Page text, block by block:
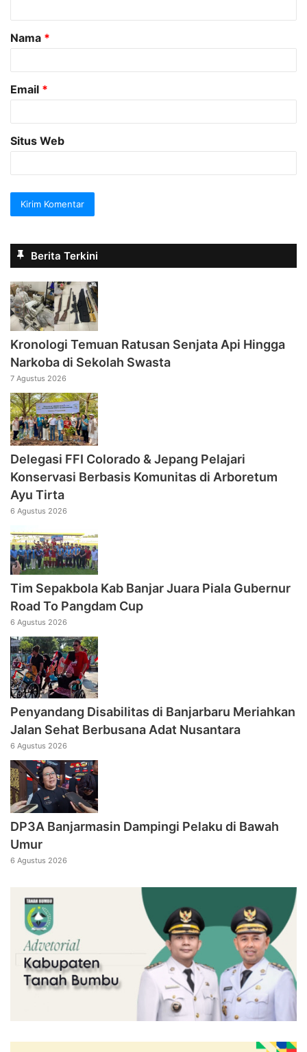
a
r
Nama *
Email *
Situs Web
Berita Terkini
Kronologi Temuan Ratusan Senjata Api Hingga
Narkoba di Sekolah Swasta
7 Agustus 2026
Delegasi FFI Colorado & Jepang Pelajari
Konservasi Berbasis Komunitas di Arboretum
Ayu Tirta
6 Agustus 2026
Tim Sepakbola Kab Banjar Juara Piala Gubernur
Road To Pangdam Cup
6 Agustus 2026
Penyandang Disabilitas di Banjarbaru Meriahkan
Jalan Sehat Berbusana Adat Nusantara
6 Agustus 2026
DP3A Banjarmasin Dampingi Pelaku di Bawah
Umur
6 Agustus 2026